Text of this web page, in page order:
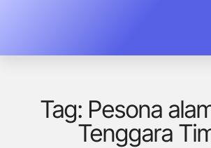
Tag: Pesona
Tenggara